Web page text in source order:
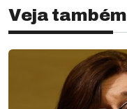
Veja também